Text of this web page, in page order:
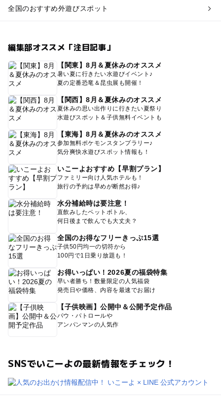
全国のおすすめ外遊びスポット
編集部オススメ「注目記事」
【関東】8月＆夏休みのオススメ
暑い夏に行きたい水遊びイベント♪
夏の定番恐竜＆昆虫展も開催！
【関西】8月＆夏休みのオススメ
夏休みの思い出作りに行きたい夏祭り
水遊びスポット＆子供無料イベントも
【東海】8月＆夏休みのオススメ
参加無料ポケモンスタンプラリー♪
気分爽快水遊びスポット情報も！
いこーよおすすめ【早割プラン】
ファミリー向け人気ホテルも！
旅行の予約は早めが断然お得♪
水分補給時は要注意！
直飲みしたペットボトル、
何日後まで飲んでも大丈夫？
全国のお得なフリーきっぷ15選
子供50円均一の切符から
100円で1日乗り放題も！
お得いっぱい！2026夏の福袋特集
早い者勝ち！数量限定の人気福袋
発売日や価格、内容を最速でお届け
【子供映画】公開中＆公開予定作品
パウ・パトロールや
アンパンマンの人気作
SNSでいこーよの最新情報をチェック！